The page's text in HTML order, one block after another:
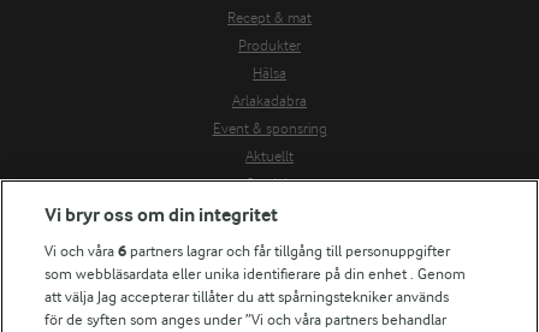
Recept & mat
Produkter
Hälsa
Arlakadabra
Event & sponsring
Aktuellt
Om Arla
Nyheter & press
Kontakta oss
Arla in other countries
Vi bryr oss om din integritet
Vi och våra6 partners lagrar och får tillgång till personuppgifter
som webbläsardata eller unika identifierare på din enhet . Genom
att välja Jag accepterar tillåter du att spårningstekniker används
för de syften som anges under ”Vi och våra partners behandlar